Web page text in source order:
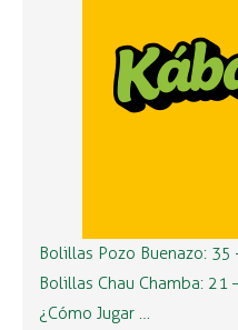
Bolillas Pozo Buenazo:
Bolillas Chau Chamba:
¿Cómo Jugar …